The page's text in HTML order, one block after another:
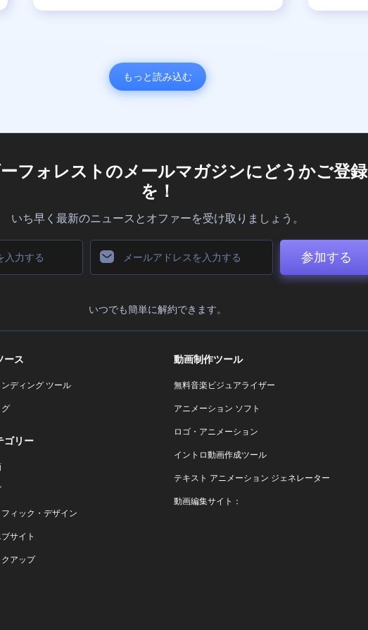
もっと読み込む
フォレストのメールマガジンにどうかご登録
を！
いち早く最新のニュースとオファーを受け取りましょう。
参加する
いつでも簡単に解約できます。
ース
ディング ツール
ゴリー
ィック・デザイン
サイト
アップ
動画制作ツール
無料音楽ビジュアライザー
アニメーション ソフト
ロゴ・アニメーション
イントロ動画作成ツール
テキスト アニメーション ジェネレーター
動画編集サイト：